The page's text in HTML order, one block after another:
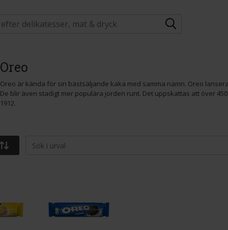
Oreo
Oreo är kända för sin bästsäljande kaka med samma namn. Oreo
De blir även stadigt mer populära jorden runt. Det uppskattas att över
1912.